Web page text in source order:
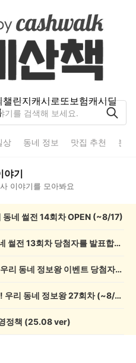
챌린지캐시로또보험캐시딜
상 동네 정보 맛집 추천 분
야기
이야기를 모아봐요
네 썰전 14회차 OPEN (~8/17)
💰[당첨자 발표] 우리 동네 썰전 13회차 당첨자를 발표합니다!
💰[당첨자 발표] 26회차 우리 동네 정보왕 이벤트 당첨자를 발표합니다!
💸 전원 2,000캐시 지급! 우리 동네 정보왕 27회차 (~8/10)
정책 (25.08 ver)